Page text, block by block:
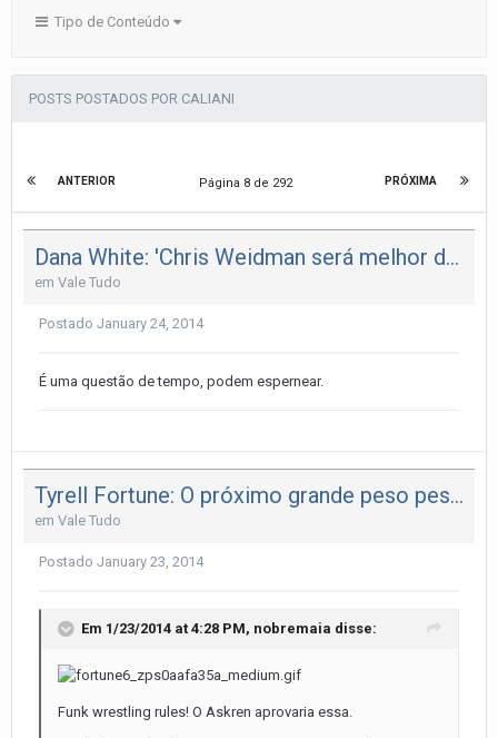
Tipo de Conteúdo
POSTS POSTADOS POR CALIANI
ANTERIOR PRÓXIMA
Página 8 de 292
Dana White: 'Chris Weidman será melhor do mundo se vencer Belfort&
em Vale Tudo
Postado January 24, 2014
É uma questão de tempo, podem espernear.
Tyrell Fortune: O próximo grande peso pesado do MMA
em Vale Tudo
Postado January 23, 2014
Em 1/23/2014 at 4:28 PM, nobremaia disse:
Funk wrestling rules! O Askren aprovaria essa.